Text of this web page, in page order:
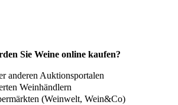
Sie Weine online kaufen?
anderen Auktionsportalen
Weinhändlern
(Weinwelt, Wein&Co)